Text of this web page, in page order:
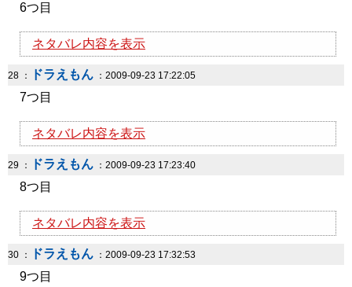
6つ目
ネタバレ内容を表示
28 ： ドラえもん ：2009-09-23 17:22:05
7つ目
ネタバレ内容を表示
29 ： ドラえもん ：2009-09-23 17:23:40
8つ目
ネタバレ内容を表示
30 ： ドラえもん ：2009-09-23 17:32:53
9つ目